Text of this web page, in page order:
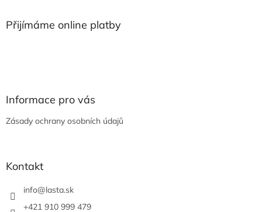
Přijímáme online platby
Informace pro vás
Zásady ochrany osobních údajů
Kontakt
info@lasta.sk
+421 910 999 479